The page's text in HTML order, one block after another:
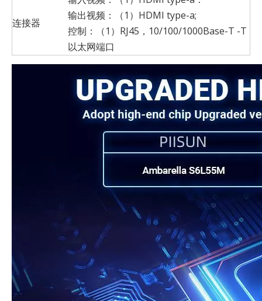
连接器
输出视频：（1）HDMI type-a;
控制：（1）RJ45，10/100/1000Base-T -T
以太网端口